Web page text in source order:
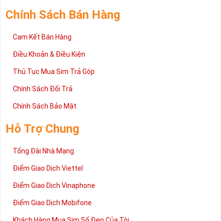
Chính Sách Bán Hàng
Cam Kết Bán Hàng
Điều Khoản & Điều Kiện
Thủ Tục Mua Sim Trả Góp
Chính Sách Đổi Trả
Chính Sách Bảo Mật
Hỗ Trợ Chung
Tổng Đài Nhà Mạng
Điểm Giao Dịch Viettel
Điểm Giao Dịch Vinaphone
Điểm Giao Dịch Mobifone